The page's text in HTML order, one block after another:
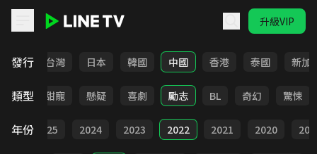
升級VIP
發行
全部 台灣 日本 韓國 中國 香港 泰國 新加
類型
改編 甜寵 懸疑 喜劇 勵志 BL 奇幻 驚悚
年份 2025 2024 2023 2022 2021 2020